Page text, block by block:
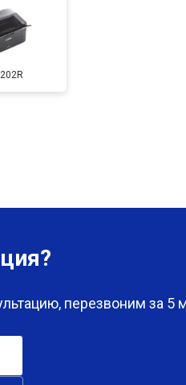
перезвоним за 5